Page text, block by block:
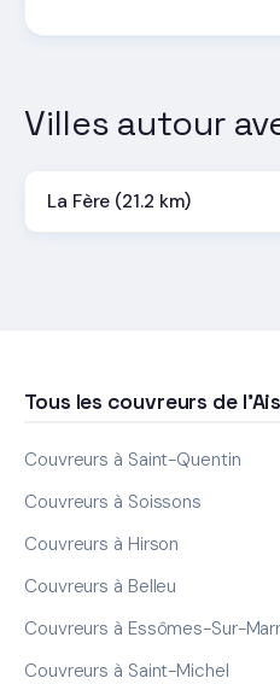
Villes autour
La Fère (21.2 km)
Tous les couvreurs de
Couvreurs à Saint-Quentin
Couvreurs à Soissons
Couvreurs à Hirson
Couvreurs à Belleu
Couvreurs à Essômes-Sur-
Couvreurs à Saint-Michel